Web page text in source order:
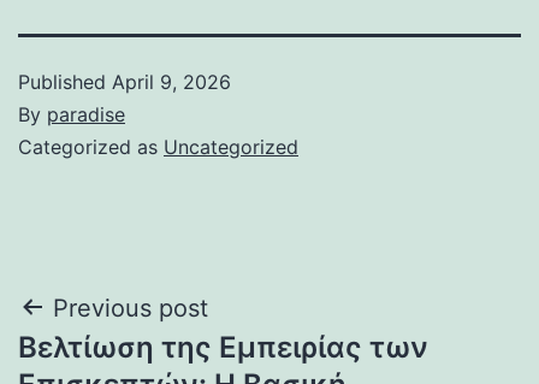
Published April 9, 2026
By paradise
Categorized as Uncategorized
Post
navigation
Previous post
Βελτίωση της Εμπειρίας των